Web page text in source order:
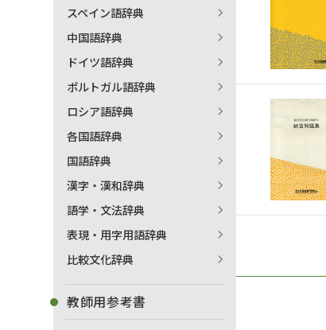
スペイン語辞典
中国語辞典
ドイツ語辞典
ポルトガル語辞典
ロシア語辞典
各国語辞典
国語辞典
漢字・漢和辞典
語学・文法辞典
表現・用字用語辞典
比較文化辞典
教師用参考書